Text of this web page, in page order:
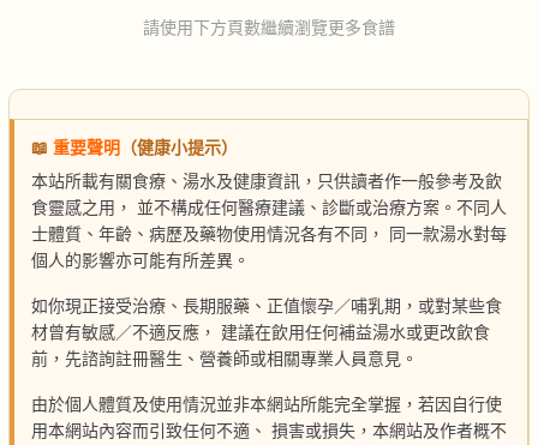
請使用下方頁數繼續瀏覽更多食譜
📖 重要聲明
（健康小提示）
本站所載有關食療、湯水及健康資訊，只供讀者作一般參考及飲
食靈感之用， 並不構成任何醫療建議、診斷或治療方案。不同人
士體質、年齡、病歷及藥物使用情況各有不同， 同一款湯水對每
個人的影響亦可能有所差異。
如你現正接受治療、長期服藥、正值懷孕／哺乳期，或對某些食
材曾有敏感／不適反應， 建議在飲用任何補益湯水或更改飲食
前，先諮詢註冊醫生、營養師或相關專業人員意見。
由於個人體質及使用情況並非本網站所能完全掌握，若因自行使
用本網站內容而引致任何不適、 損害或損失，本網站及作者概不